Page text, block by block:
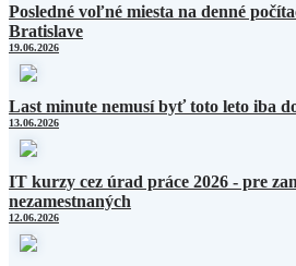
Posledné voľné miesta na denné
Bratislave
19.06.2026
Last minute nemusí byť toto leto iba
13.06.2026
IT kurzy cez úrad práce 2026 - pre
nezamestnaných
12.06.2026